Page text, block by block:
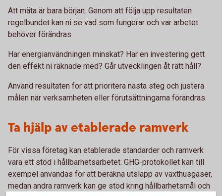
Att mäta är bara början. Genom att följa upp resultaten
regelbundet kan ni se vad som fungerar och var arbetet
behöver förändras.
Har energianvändningen minskat? Har en investering gett
den effekt ni räknade med? Går utvecklingen åt rätt håll?
Använd resultaten för att prioritera nästa steg och justera
målen när verksamheten eller förutsättningarna förändras.
Ta hjälp av etablerade ramverk
För vissa företag kan etablerade standarder och ramverk
vara ett stöd i hållbarhetsarbetet. GHG-protokollet kan till
exempel användas för att beräkna utsläpp av växthusgaser,
medan andra ramverk kan ge stöd kring hållbarhetsmål och